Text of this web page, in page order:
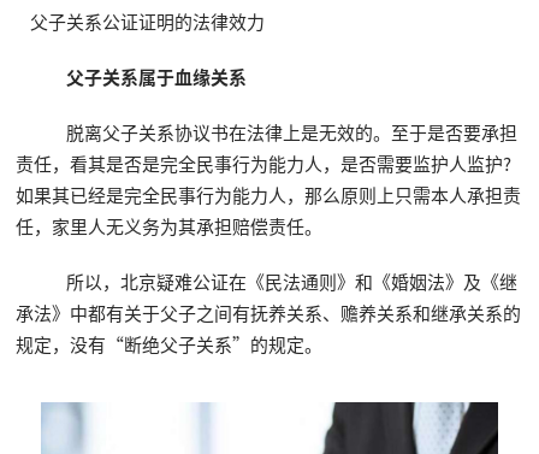
父子关系公证证明的法律效力
父子关系属于血缘关系
脱离父子关系协议书在法律上是无效的。至于是否要承担
责任，看其是否是完全民事行为能力人，是否需要监护人监护?
如果其已经是完全民事行为能力人，那么原则上只需本人承担责
任，家里人无义务为其承担赔偿责任。
所以，北京疑难公证在《民法通则》和《婚姻法》及《继
承法》中都有关于父子之间有抚养关系、赡养关系和继承关系的
规定，没有“断绝父子关系”的规定。